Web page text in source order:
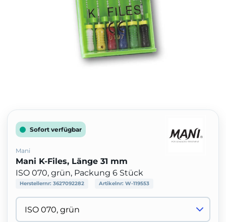
Sofort verfügbar
Mani
Mani K-Files, Länge 31 mm
ISO 070, grün, Packung 6 Stück
Herstellernr: 3627092282 Artikelnr: W-119553